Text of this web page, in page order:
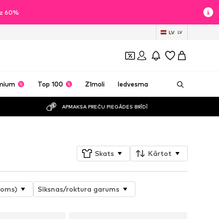
60%
LV LV
Top 100 Zīmoli Iedvesma
APMAKSA PREČU PIEGĀDES BRĪDĪ
Skats Kārtot
Siksnas/roktura garums